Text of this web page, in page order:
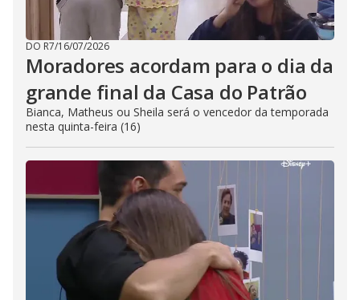
DO R7/16/07/2026
Moradores acordam para o dia da
grande final da Casa do Patrão
Bianca, Matheus ou Sheila será o vencedor da temporada
nesta quinta-feira (16)